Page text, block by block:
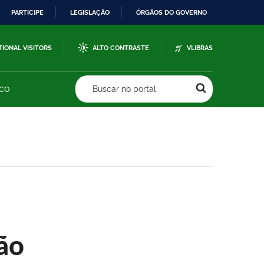
PARTICIPE LEGISLAÇÃO ÓRGÃOS DO GOVERNO
VISITORS ALTO CONTRASTE VLIBRAS
Buscar no portal